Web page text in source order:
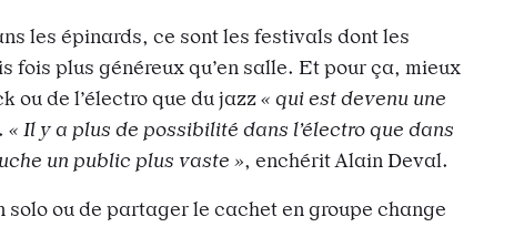
les épinards, ce sont les festivals dont les
fois plus généreux qu’en salle. Et pour ça, mieux
ou de l’électro que du jazz« qui est devenu une
« Il y a plus de possibilité dans l’électro que dans
un public plus vaste », enchérit Alain Deval.
solo ou de partager le cachet en groupe change